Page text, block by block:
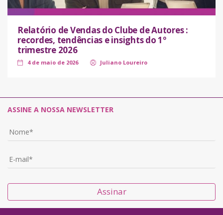
Relatório de Vendas do Clube de Autores :
recordes, tendências e insights do 1º
trimestre 2026
4 de maio de 2026 Juliano Loureiro
ASSINE A NOSSA NEWSLETTER
Assinar